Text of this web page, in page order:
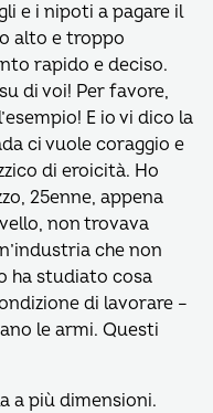
e i nipoti a pagare il
alto e troppo
rapido e deciso.
di voi! Per favore,
E io vi dico la
ci vuole coraggio e
di eroicità. Ho
25enne, appena
non trovava
che non
ha studiato cosa
di lavorare –
le armi. Questi
a più dimensioni.